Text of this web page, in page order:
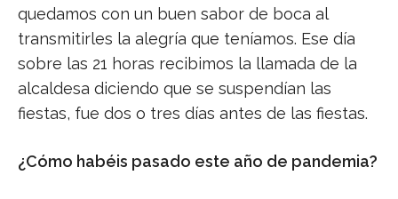
quedamos con un buen sabor de boca al
transmitirles la alegría que teníamos. Ese día
sobre las 21 horas recibimos la llamada de la
alcaldesa diciendo que se suspendían las
fiestas, fue dos o tres días antes de las fiestas.
¿Cómo habéis pasado este año de pandemia?